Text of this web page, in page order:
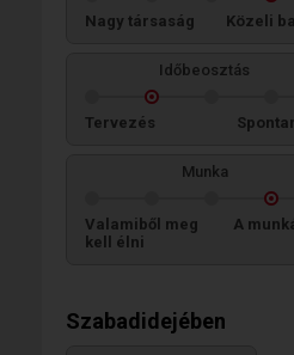
Nagy társaság Közeli
Időbeosztás
Tervezés
Munka
Valamiből meg
kell élni
A
Szabadidejében